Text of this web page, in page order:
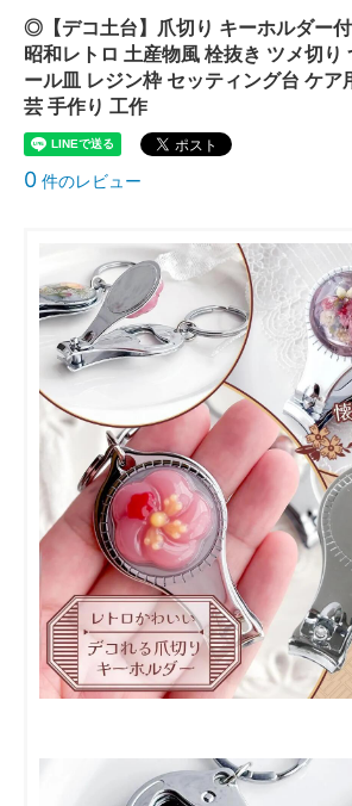
◎【デコ土台】爪切り キーホルダー
昭和レトロ 土産物風 栓抜き ツメ切り
ール皿 レジン枠 セッティング台 ケア
芸 手作り 工作
0 件のレビュー